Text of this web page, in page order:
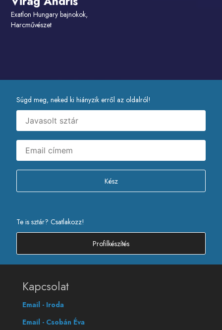
Exatlon Hungary bajnokok,
Harcművészet
Súgd meg, neked ki hiányzik erről az oldalról!
Kész
Te is sztár? Csatlakozz!
Profilkészítés
Kapcsolat
Email - Iroda
Email - Csobán Éva